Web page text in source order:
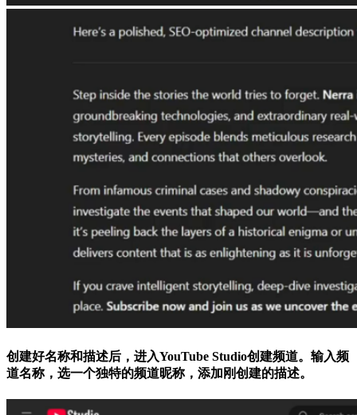
创建好名称和描述后，进入YouTube Studio创建频道。输入频
道名称，选一个独特的频道昵称，添加刚创建的描述。